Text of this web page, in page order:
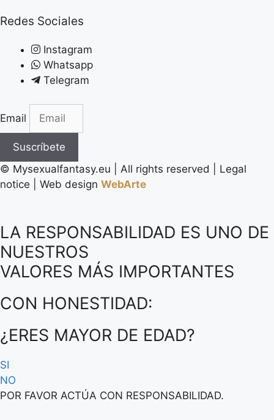
Redes Sociales
Instagram
Whatsapp
Telegram
Email
Suscríbete
©️ Mysexualfantasy.eu | All rights reserved | Legal
notice | Web design WebArte
LA RESPONSABILIDAD ES UNO DE
NUESTROS
VALORES MÁS IMPORTANTES
CON HONESTIDAD:
¿ERES MAYOR DE EDAD?
SI
NO
POR FAVOR ACTÚA CON RESPONSABILIDAD.